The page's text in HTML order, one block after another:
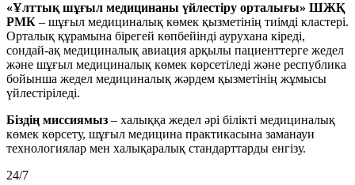
«Ұлттық шұғыл медицинаны үйлестіру орталығы» ШЖҚ
РМК – шұғыл медициналық көмек қызметінің тиімді кластері.
Орталық құрамына бірегей көпбейінді аурухана кіреді,
сондай-ақ медициналық авиация арқылы пациенттерге жедел
және шұғыл медициналық көмек көрсетіледі және республика
бойынша жедел медициналық жәрдем қызметінің жұмысы
үйлестіріледі.
Біздің миссиямыз – халыққа жедел әрі білікті медициналық
көмек көрсету, шұғыл медицина практикасына заманауи
технологиялар мен халықаралық стандарттарды енгізу.
24/7